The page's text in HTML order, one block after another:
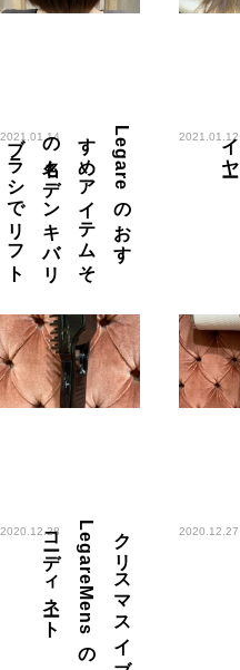
2021.01.14 L
e
g
a
r
e
の
お
す
す
め
ア
イ
テ
ム
そ
の
名も
デ
ン
キ
バ
リ
ブ
ラ
シ
で
リ
フ
ト
ア
ッ 2021.01.12
ー
2020.12.28 ク
リ
ス
マ
ス
イ
ブ
L
e
g
a
r
e
M
e
n
s
の
コ
ーデ
ィ
ネ
ート 2020.12.27